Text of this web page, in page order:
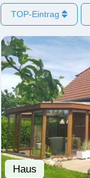
TOP-Eintrag
Haus